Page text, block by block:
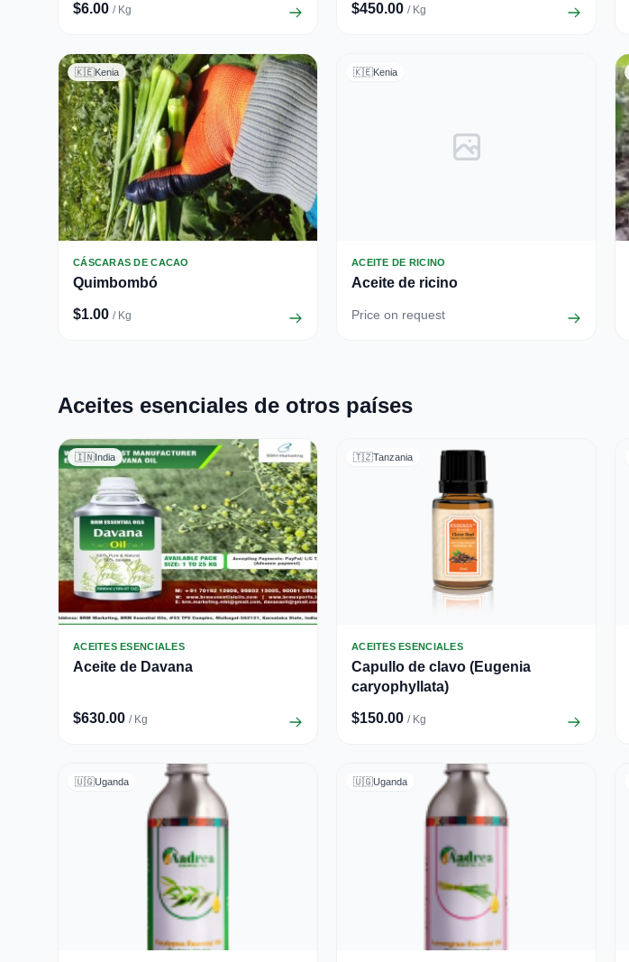
$6.00 / Kg $450.00 / Kg
🇰🇪Kenia
CÁSCARAS DE CACAO
Quimbombó
$1.00 / Kg
🇰🇪Kenia
ACEITE DE RICINO
Aceite de ricino
Price on request
Aceites esenciales de otros países
🇮🇳India
ACEITES ESENCIALES
Aceite de Davana
$630.00 / Kg
🇹🇿Tanzania
ACEITES ESENCIALES
Capullo de clavo (Eugenia
caryophyllata)
$150.00 / Kg
🇺🇬Uganda 🇺🇬Uganda